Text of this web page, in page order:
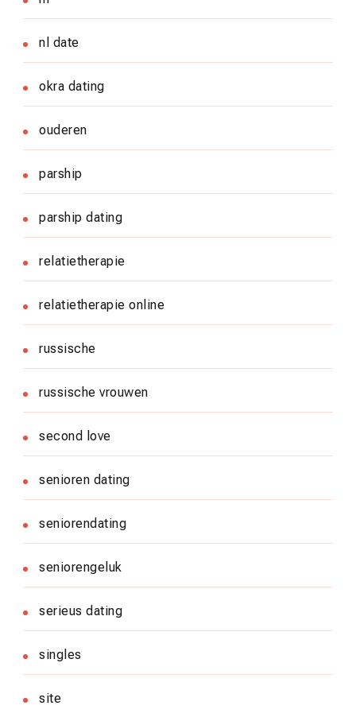
nl date
okra dating
ouderen
parship
parship dating
relatietherapie
relatietherapie online
russische
russische vrouwen
second love
senioren dating
seniorendating
seniorengeluk
serieus dating
singles
site